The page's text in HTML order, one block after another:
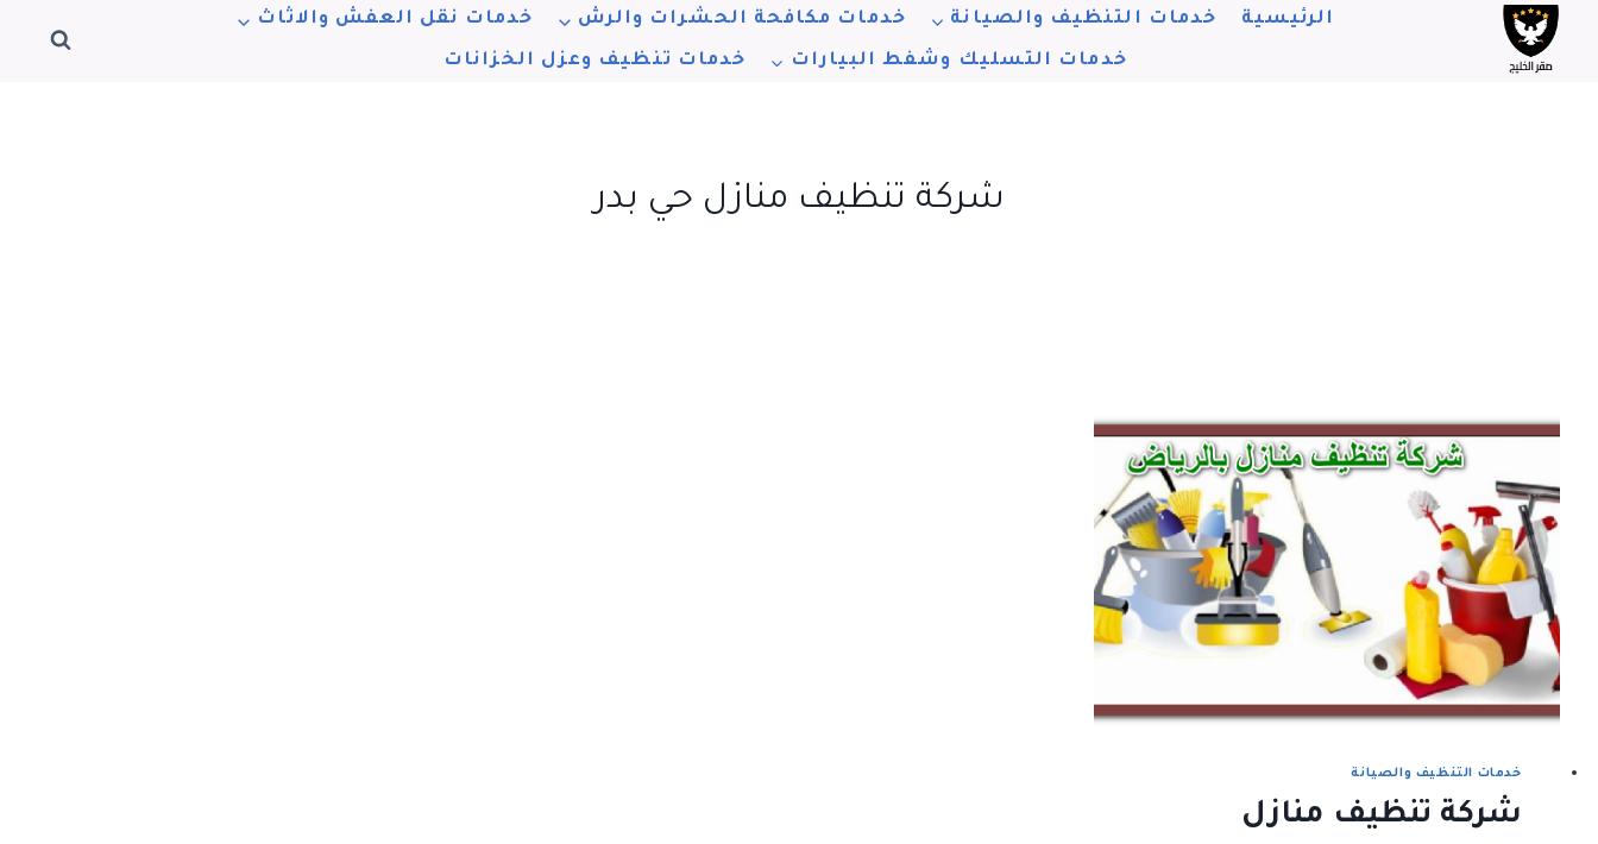
التجاوز
المحتوى
الرئيسية خدمات التنظيف والصيانة خدمات مكافحة الحشرات والرش خدمات نقل العفش والاثاث
خدمات التسليك وشفط البيارات خدمات تنظيف وعزل الخزانات
شركة تنظيف منازل حي بدر
خدمات التنظيف والصيانة
شركة تنظيف منازل